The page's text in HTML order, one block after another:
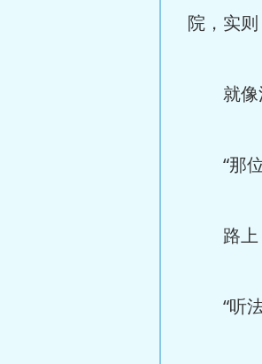
院，实则
就像法
“那位
路上，
“听法